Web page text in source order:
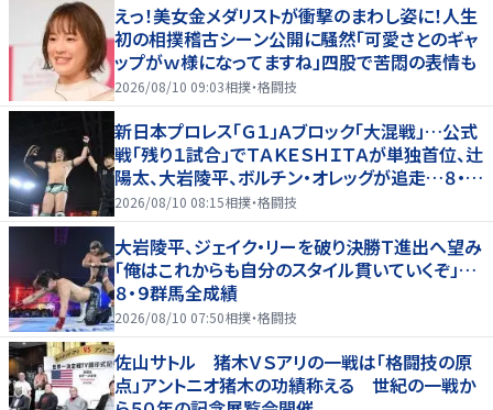
えっ！美女金メダリストが衝撃のまわし姿に！人生
初の相撲稽古シーン公開に騒然「可愛さとのギャ
ップがｗ様になってますね」四股で苦悶の表情も
2026/08/10 09:03相撲・格闘技
新日本プロレス「Ｇ１」Ａブロック「大混戦」…公式
戦「残り１試合」でＴＡＫＥＳＨＩＴＡが単独首位、辻
陽太、大岩陵平、ボルチン・オレッグが追走…８・９
群馬全成績
2026/08/10 08:15相撲・格闘技
大岩陵平、ジェイク・リーを破り決勝Ｔ進出へ望み
「俺はこれからも自分のスタイル貫いていくぞ」…
８・９群馬全成績
2026/08/10 07:50相撲・格闘技
佐山サトル 猪木ＶＳアリの一戦は「格闘技の原
点」アントニオ猪木の功績称える 世紀の一戦か